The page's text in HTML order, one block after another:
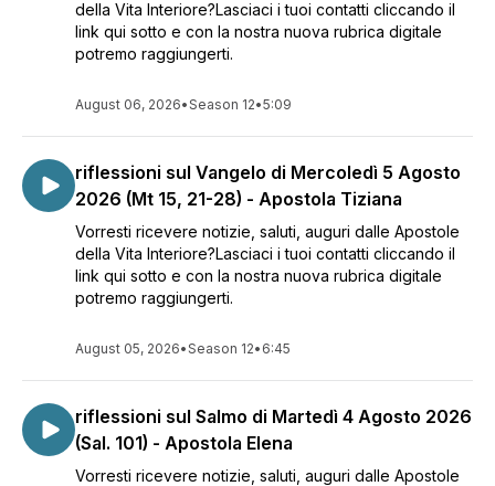
della Vita Interiore?Lasciaci i tuoi contatti cliccando il
link qui sotto e con la nostra nuova rubrica digitale
potremo raggiungerti.
August 06, 2026•Season 12•5:09
riflessioni sul Vangelo di Mercoledì 5 Agosto
2026 (Mt 15, 21-28) - Apostola Tiziana
Vorresti ricevere notizie, saluti, auguri dalle Apostole
della Vita Interiore?Lasciaci i tuoi contatti cliccando il
link qui sotto e con la nostra nuova rubrica digitale
potremo raggiungerti.
August 05, 2026•Season 12• 6:45
riflessioni sul Salmo di Martedì 4 Agosto 2026
(Sal. 101) - Apostola Elena
Vorresti ricevere notizie, saluti, auguri dalle Apostole